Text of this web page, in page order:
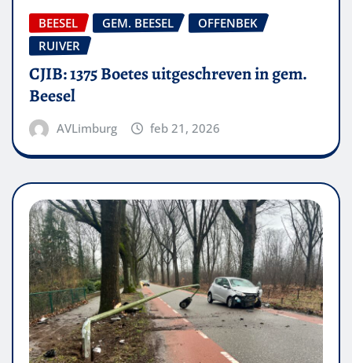
BEESEL GEM. BEESEL
OFFENBEK
RUIVER
CJIB: 1375 Boetes uitgeschreven in gem.
Beesel
AVLimburg feb 21, 2026